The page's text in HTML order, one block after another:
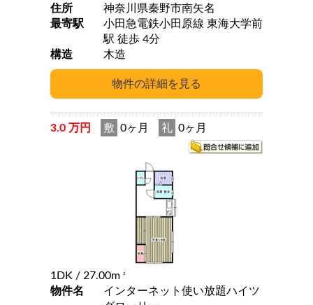
住所
神奈川県秦野市南矢名
最寄駅
小田急電鉄小田原線 東海大学前
駅 徒歩 4分
構造
木造
3.0 万円 敷 0ヶ月 礼 0ヶ月
1DK / 27.00m 2
物件名
インターネット使い放題ハイツ